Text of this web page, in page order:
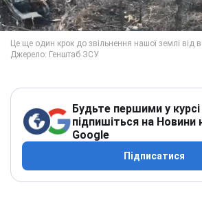
Будьте першими у
підпишіться на Новини
Google
Підписатися